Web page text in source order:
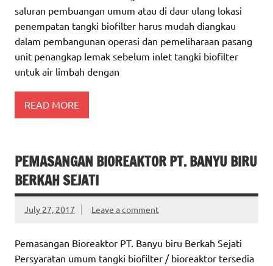
saluran pembuangan umum atau di daur ulang lokasi
penempatan tangki biofilter harus mudah diangkau
dalam pembangunan operasi dan pemeliharaan pasang
unit penangkap lemak sebelum inlet tangki biofilter
untuk air limbah dengan
READ MORE
PEMASANGAN BIOREAKTOR PT. BANYU BIRU
BERKAH SEJATI
July 27, 2017 Leave a comment
Pemasangan Bioreaktor PT. Banyu biru Berkah Sejati
Persyaratan umum tangki biofilter / bioreaktor tersedia